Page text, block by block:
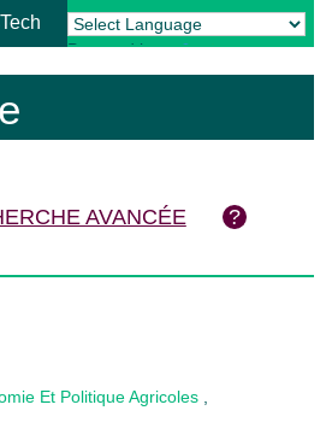
Powered by Translate
AVANCÉE
Et Politique Agricoles